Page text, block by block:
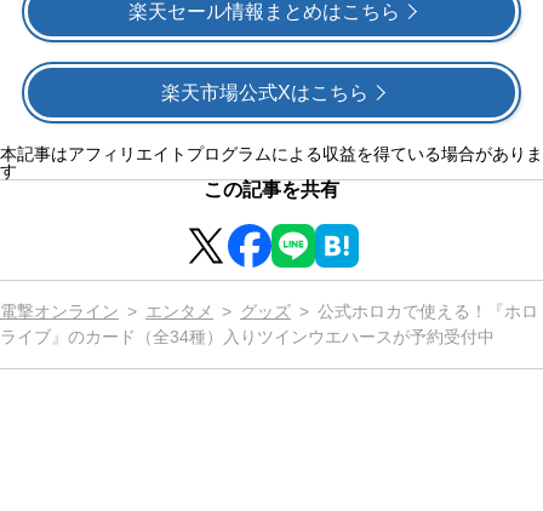
楽天セール情報まとめはこちら
楽天市場公式Xはこちら
本記事はアフィリエイトプログラムによる収益を得ている場合がありま
す
この記事を共有
電撃オンライン エンタメ グッズ
公式ホロカで使える！『ホロ
ライブ』のカード（全34種）入りツインウエハースが予約受付中